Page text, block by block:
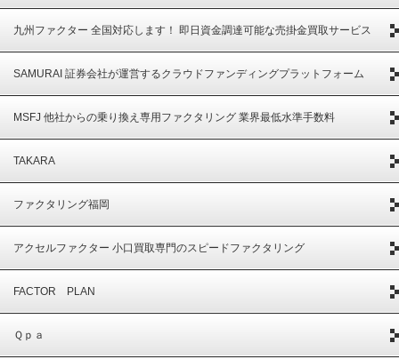
九州ファクター 全国対応します！ 即日資金調達可能な売掛金買取サービス
SAMURAI 証券会社が運営するクラウドファンディングプラットフォーム
MSFJ 他社からの乗り換え専用ファクタリング 業界最低水準手数料
TAKARA
ファクタリング福岡
アクセルファクター 小口買取専門のスピードファクタリング
FACTOR PLAN
Ｑｐａ